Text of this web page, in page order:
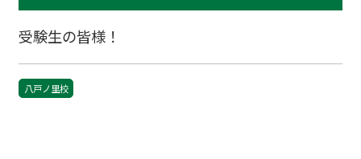
受験生の皆様！
八戸ノ里校